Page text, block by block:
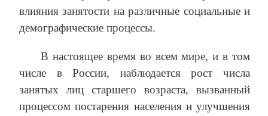
влияния занятости на различные социальные и
демографические процессы.
В настоящее время во всем мире, и в том
числе в России, наблюдается рост числа
занятых лиц старшего возраста, вызванный
процессом постарения населения и улучшения